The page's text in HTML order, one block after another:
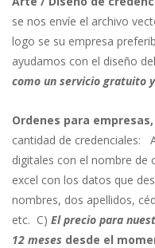
se nos envíe el archivo
logo se su empresa
ayudamos con el diseño
como un servicio gratuito
Ordenes para empresas,
cantidad de credenciales:
digitales con el nombre
excel con los datos que
nombres, dos apellidos,
etc. C) El precio para
12 meses desde el